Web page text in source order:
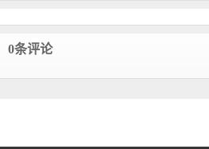
0条评论